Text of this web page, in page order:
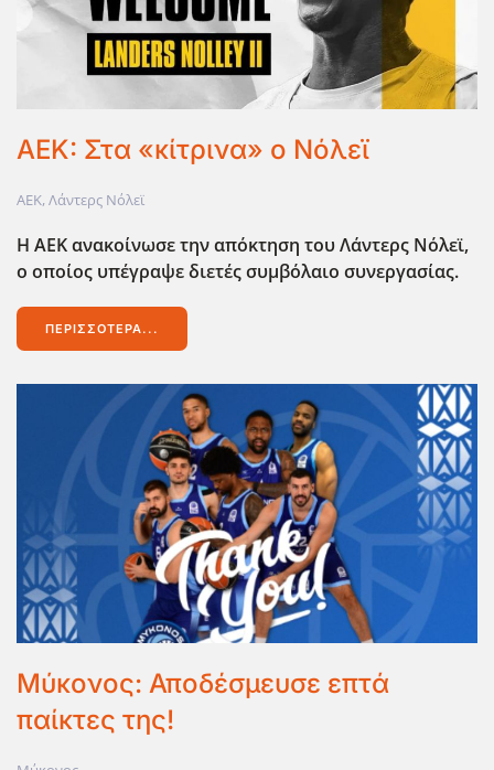
AEK: Στα «κίτρινα» ο Νόλεϊ
ΑΕΚ,Λάντερς Νόλεϊ
Η ΑΕΚ ανακοίνωσε την απόκτηση του Λάντερς Νόλεϊ,
ο οποίος υπέγραψε διετές συμβόλαιο συνεργασίας.
ΠΕΡΙΣΣΌΤΕΡΑ...
Μύκονος: Αποδέσμευσε επτά
παίκτες της!